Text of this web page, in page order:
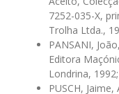
7252-035-X,
Trolha Ltda.,
PANSANI,
Editora
Londrina, 1992;
PUSCH,